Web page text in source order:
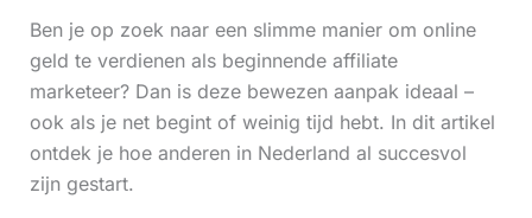
Ben je op zoek naar een slimme manier om online
geld te verdienen als beginnende affiliate
marketeer? Dan is deze bewezen aanpak ideaal –
ook als je net begint of weinig tijd hebt. In dit artikel
ontdek je hoe anderen in Nederland al succesvol
zijn gestart.